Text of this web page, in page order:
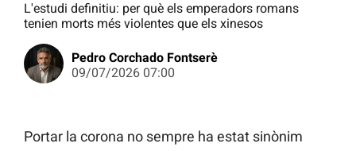
L'estudi definitiu: per què els emperadors romans
tenien morts més violentes que els xinesos
Pedro Corchado Fontserè
09/07/2026 07:00
Portar la corona no sempre ha estat sinònim